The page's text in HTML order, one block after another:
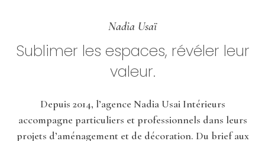
Nadia Usaï
Sublimer les espaces, révéler leur
valeur.
Depuis 2014, l’agence Nadia Usai Intérieurs
accompagne particuliers et professionnels dans leurs
projets d’aménagement et de décoration. Du brief aux